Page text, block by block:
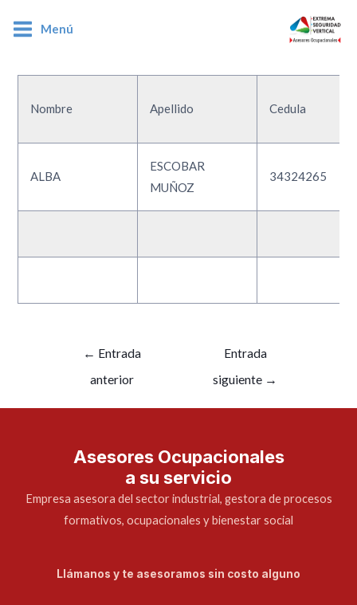
Menú
Nombre Apellido Cedula
ALBA
ESCOBAR
MUÑOZ
34324265
← Entrada
anterior
Entrada
siguiente →
Asesores Ocupacionales
a su servicio
Empresa asesora del sector industrial, gestora de procesos
formativos, ocupacionales y bienestar social
Llámanos y te asesoramos sin costo alguno